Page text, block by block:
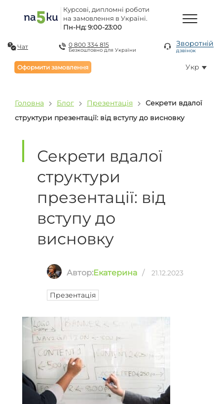
Курсові, дипломні роботи
на замовлення в Україні.
Пн-Нд: 9:00-23:00
Чат 0 800 334 815
Безкоштовно для України
Зворотній
дзвінок
Оформити замовлення Укр
Головна Блог Презентація
Секрети вдалої
структури презентації: від вступу до висновку
Секрети вдалої
структури
презентації: від
вступу до
висновку
Автор:Екатерина / 21.12.2023
Презентація